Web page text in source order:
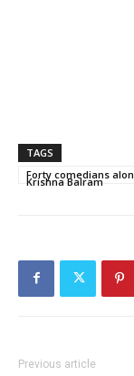
TAGS
Forty comedians
Krishna Balram
Previous article